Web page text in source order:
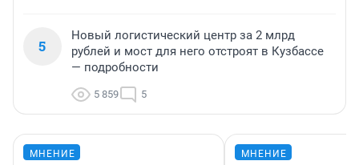
5
Новый логистический центр за 2 млрд
рублей и мост для него отстроят в Кузбассе
— подробности
5 859 5
МНЕНИЕ МНЕНИЕ